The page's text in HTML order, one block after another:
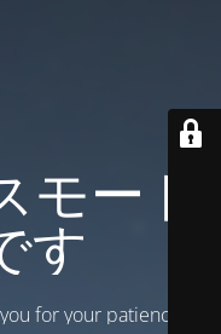
ード
す
for your patience!